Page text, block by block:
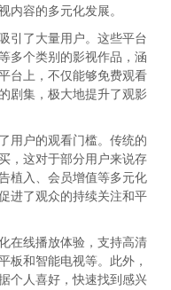
内容的多元化发展。
引了大量用户。这些平台
多个类别的影视作品，涵
台上，不仅能够免费观看
剧集，极大地提升了观影
用户的观看门槛。传统的
，这对于部分用户来说存
植入、会员增值等多元化
进了观众的持续关注和平
在线播放体验，支持高清
板和智能电视等。此外，
个人喜好，快速找到感兴